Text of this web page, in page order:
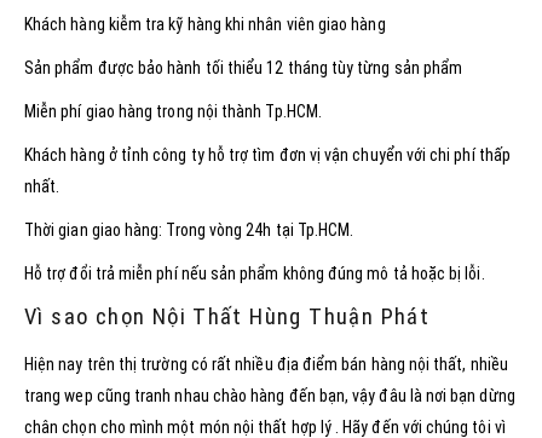
Khách hàng kiễm tra kỹ hàng khi nhân viên giao hàng
Sản phẩm được bảo hành tối thiểu 12 tháng tùy từng sản phẩm
Miễn phí giao hàng trong nội thành Tp.HCM.
Khách hàng ở tỉnh công ty hỗ trợ tìm đơn vị vận chuyển với chi phí thấp
nhất.
Thời gian giao hàng: Trong vòng 24h tại Tp.HCM.
Hỗ trợ đổi trả miễn phí nếu sản phẩm không đúng mô tả hoặc bị lỗi.
Vì sao chọn Nội Thất Hùng Thuận Phát
Hiện nay trên thị trường có rất nhiều địa điểm bán hàng nội thất, nhiều
trang wep cũng tranh nhau chào hàng đến bạn, vậy đâu là nơi bạn dừng
chân chọn cho mình một món nội thất hợp lý . Hãy đến với chúng tôi vì